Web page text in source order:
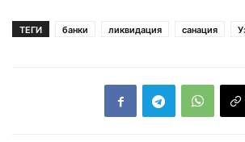
ТЕГИ банки ликвидация санация